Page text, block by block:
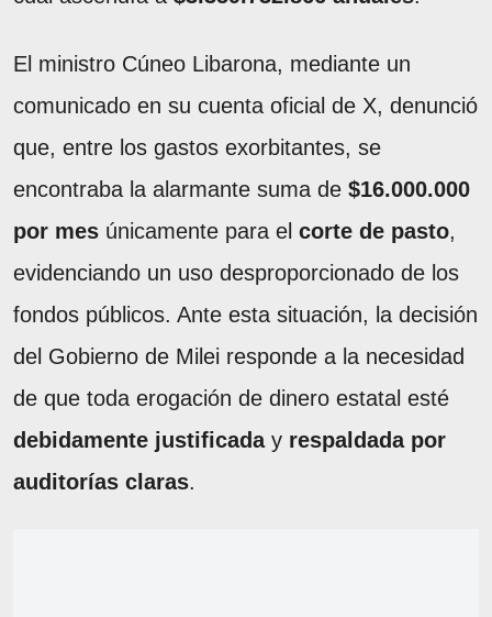
El ministro Cúneo Libarona, mediante un
comunicado en su cuenta oficial de X, denunció
que, entre los gastos exorbitantes, se
encontraba la alarmante suma de $16.000.000
por mes únicamente para el corte de pasto,
evidenciando un uso desproporcionado de los
fondos públicos. Ante esta situación, la decisión
del Gobierno de Milei responde a la necesidad
de que toda erogación de dinero estatal esté
debidamente justificaday respaldada por
auditorías claras.